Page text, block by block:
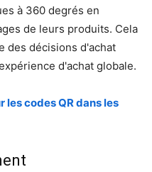
à 360 degrés en
de leurs produits. Cela
des décisions d'achat
d'achat globale.
les codes QR dans les